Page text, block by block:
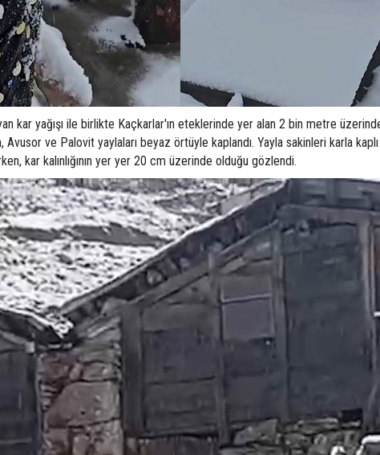
kar yağışı ile birlikte Kaçkarlar'ın eteklerinde yer alan 2 bin metre
Avusor ve Palovit yaylaları beyaz örtüyle kaplandı. Yayla sakinleri karla kaplı
kar kalınlığının yer yer 20 cm üzerinde olduğu gözlendi.